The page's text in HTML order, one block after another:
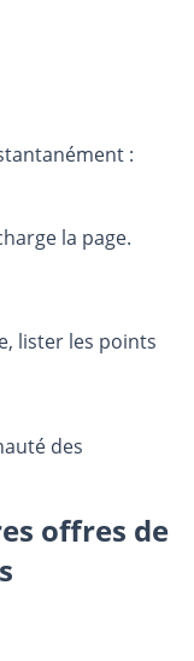
:
la page.
lister les points
des
offres de